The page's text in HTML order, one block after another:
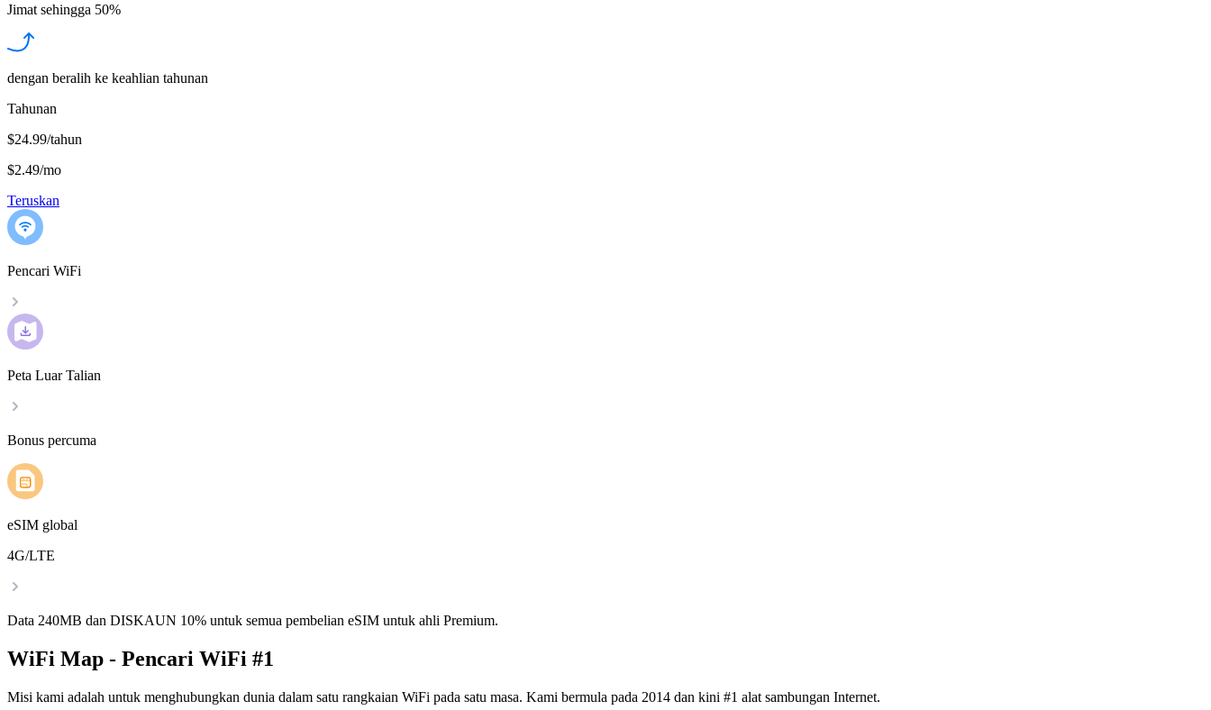
Jimat sehingga 50%
dengan beralih ke keahlian tahunan
Tahunan
$24.99/tahun
$2.49/mo
Teruskan
Pencari WiFi
Peta Luar Talian
Bonus percuma
eSIM global
4G/LTE
Data 240MB dan DISKAUN 10% untuk semua pembelian eSIM untuk ahli Premium.
WiFi Map - Pencari WiFi #1
Misi kami adalah untuk menghubungkan dunia dalam satu rangkaian WiFi pada satu masa. Kami bermula pada 2014 dan kini #1 alat sambungan Internet.